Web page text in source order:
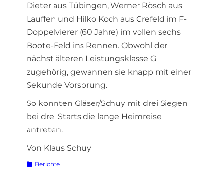
Dieter aus Tübingen, Werner Rösch aus
Lauffen und Hilko Koch aus Crefeld im F-
Doppelvierer (60 Jahre) im vollen sechs
Boote-Feld ins Rennen. Obwohl der
nächst älteren Leistungsklasse G
zugehörig, gewannen sie knapp mit einer
Sekunde Vorsprung.
So konnten Gläser/Schuy mit drei Siegen
bei drei Starts die lange Heimreise
antreten.
Von Klaus Schuy
Kategorien
Berichte